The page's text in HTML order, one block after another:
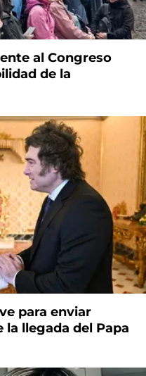
al Congreso
de la
para enviar
la llegada del Papa